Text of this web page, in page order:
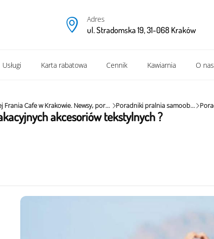
Adres
ul. Stradomska 19, 31-068 Kraków
Usługi Karta rabatowa Cennik Kawiarnia O nas
Blog pralni samoobsługowej Frania Cafe w Krakowie. Newsy, porady i ciekawe tipy. Poradniki pralnia samoobsługowa
akcesoriów tekstylnych ?